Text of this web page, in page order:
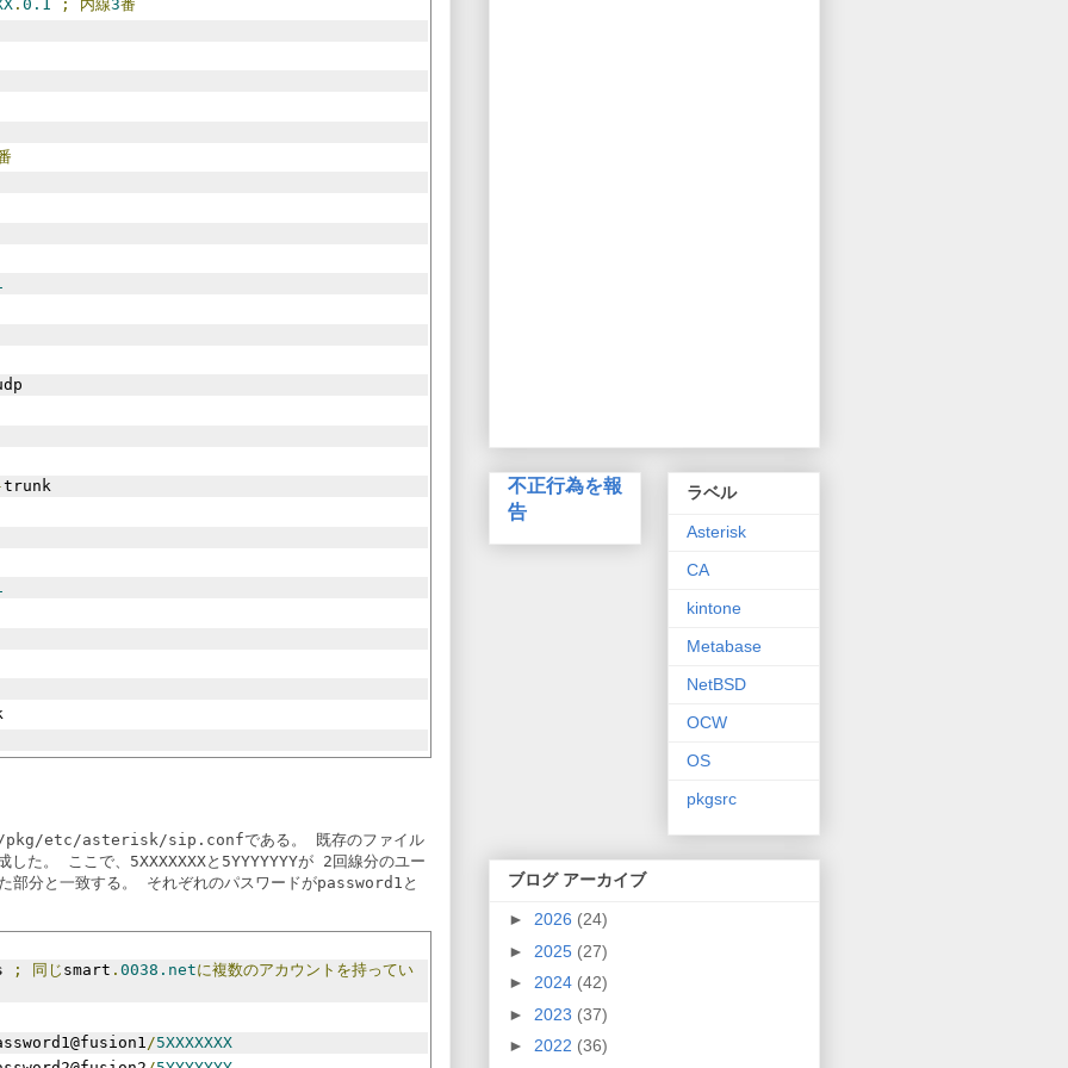
. 0.1 ; 内線3番
trunk
etc/asterisk/sip.confである。 既存のファイル
した。 ここで、 5XXXXXXXと 5YYYYYYYが 2回線分のユー
部分と一致する。 それぞれのパスワードがpassword1 と
; 同じ smart . 0038.netに複数のアカウントを持ってい
/5XXXXXXX
不正行為を報
告
ラベル
Asterisk
CA
kintone
Metabase
NetBSD
OCW
OS
pkgsrc
ブログ アーカイブ
► 2026 (24)
► 2025 (27)
► 2024 (42)
► 2023 (37)
► 2022 (36)